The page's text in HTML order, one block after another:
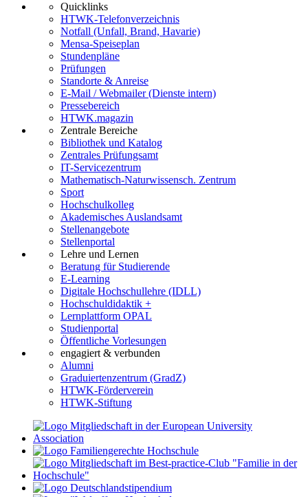
Quicklinks
HTWK-Telefonverzeichnis
Notfall (Unfall, Brand, Havarie)
Mensa-Speiseplan
Stundenpläne
Prüfungen
Standorte & Anreise
E-Mail / Webmailer (Dienste intern)
Pressebereich
HTWK.magazin
Zentrale Bereiche
Bibliothek und Katalog
Zentrales Prüfungsamt
IT-Servicezentrum
Mathematisch-Naturwissensch. Zentrum
Sport
Hochschulkolleg
Akademisches Auslandsamt
Stellenangebote
Stellenportal
Lehre und Lernen
Beratung für Studierende
E-Learning
Digitale Hochschullehre (IDLL)
Hochschuldidaktik +
Lernplattform OPAL
Studienportal
Öffentliche Vorlesungen
engagiert & verbunden
Alumni
Graduiertenzentrum (GradZ)
HTWK-Förderverein
HTWK-Stiftung